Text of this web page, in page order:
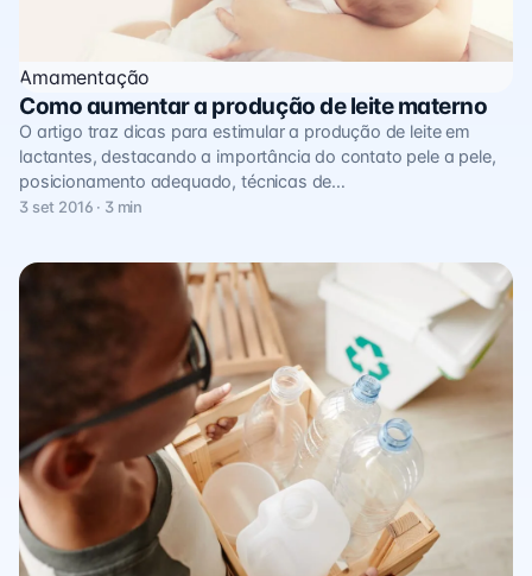
Amamentação
Como aumentar a produção de leite materno
O artigo traz dicas para estimular a produção de leite em
lactantes, destacando a importância do contato pele a pele,
posicionamento adequado, técnicas de…
3 set 2016 · 3 min